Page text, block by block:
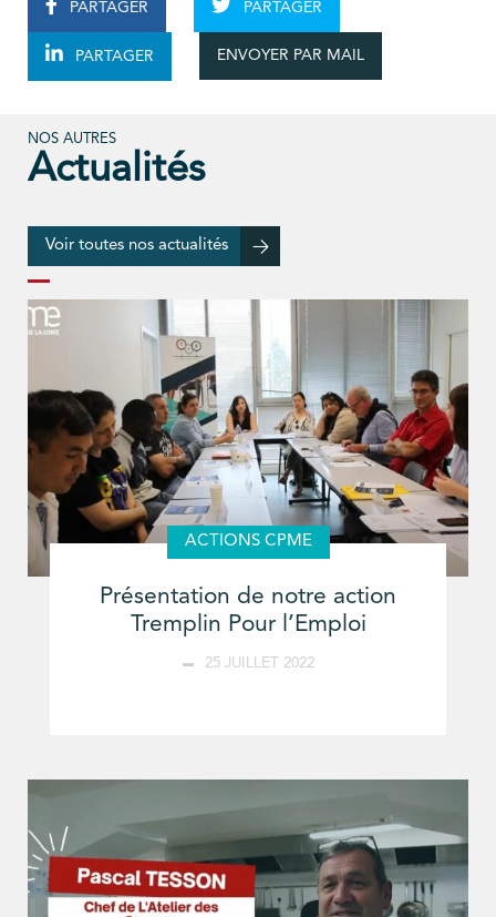
PARTAGER PARTAGER
PARTAGER ENVOYER PAR MAIL
NOS AUTRES
Actualités
Voir toutes nos actualités
ACTIONS CPME
Présentation de notre action
Tremplin Pour l’Emploi
25 JUILLET 2022